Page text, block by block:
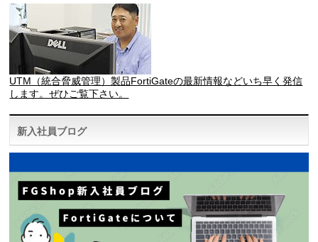
UTM（統合脅威管理）製品FortiGateの最新情報などいち早く発信
します。ぜひご覧下さい。
新入社員ブログ